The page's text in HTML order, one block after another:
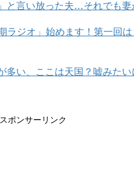
と言い放った夫…それでも
ラジオ」始めます！第一回
い、ここは天国？嘘みた
スポンサーリンク